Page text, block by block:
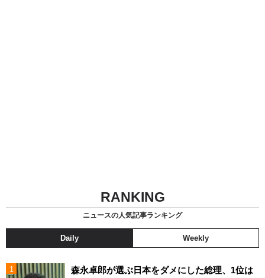
RANKING
ニュースの人気記事ランキング
Daily Weekly
森永卓郎が選ぶ日本をダメにした総理、1位は